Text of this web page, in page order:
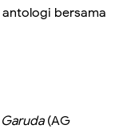
bersama
(AG